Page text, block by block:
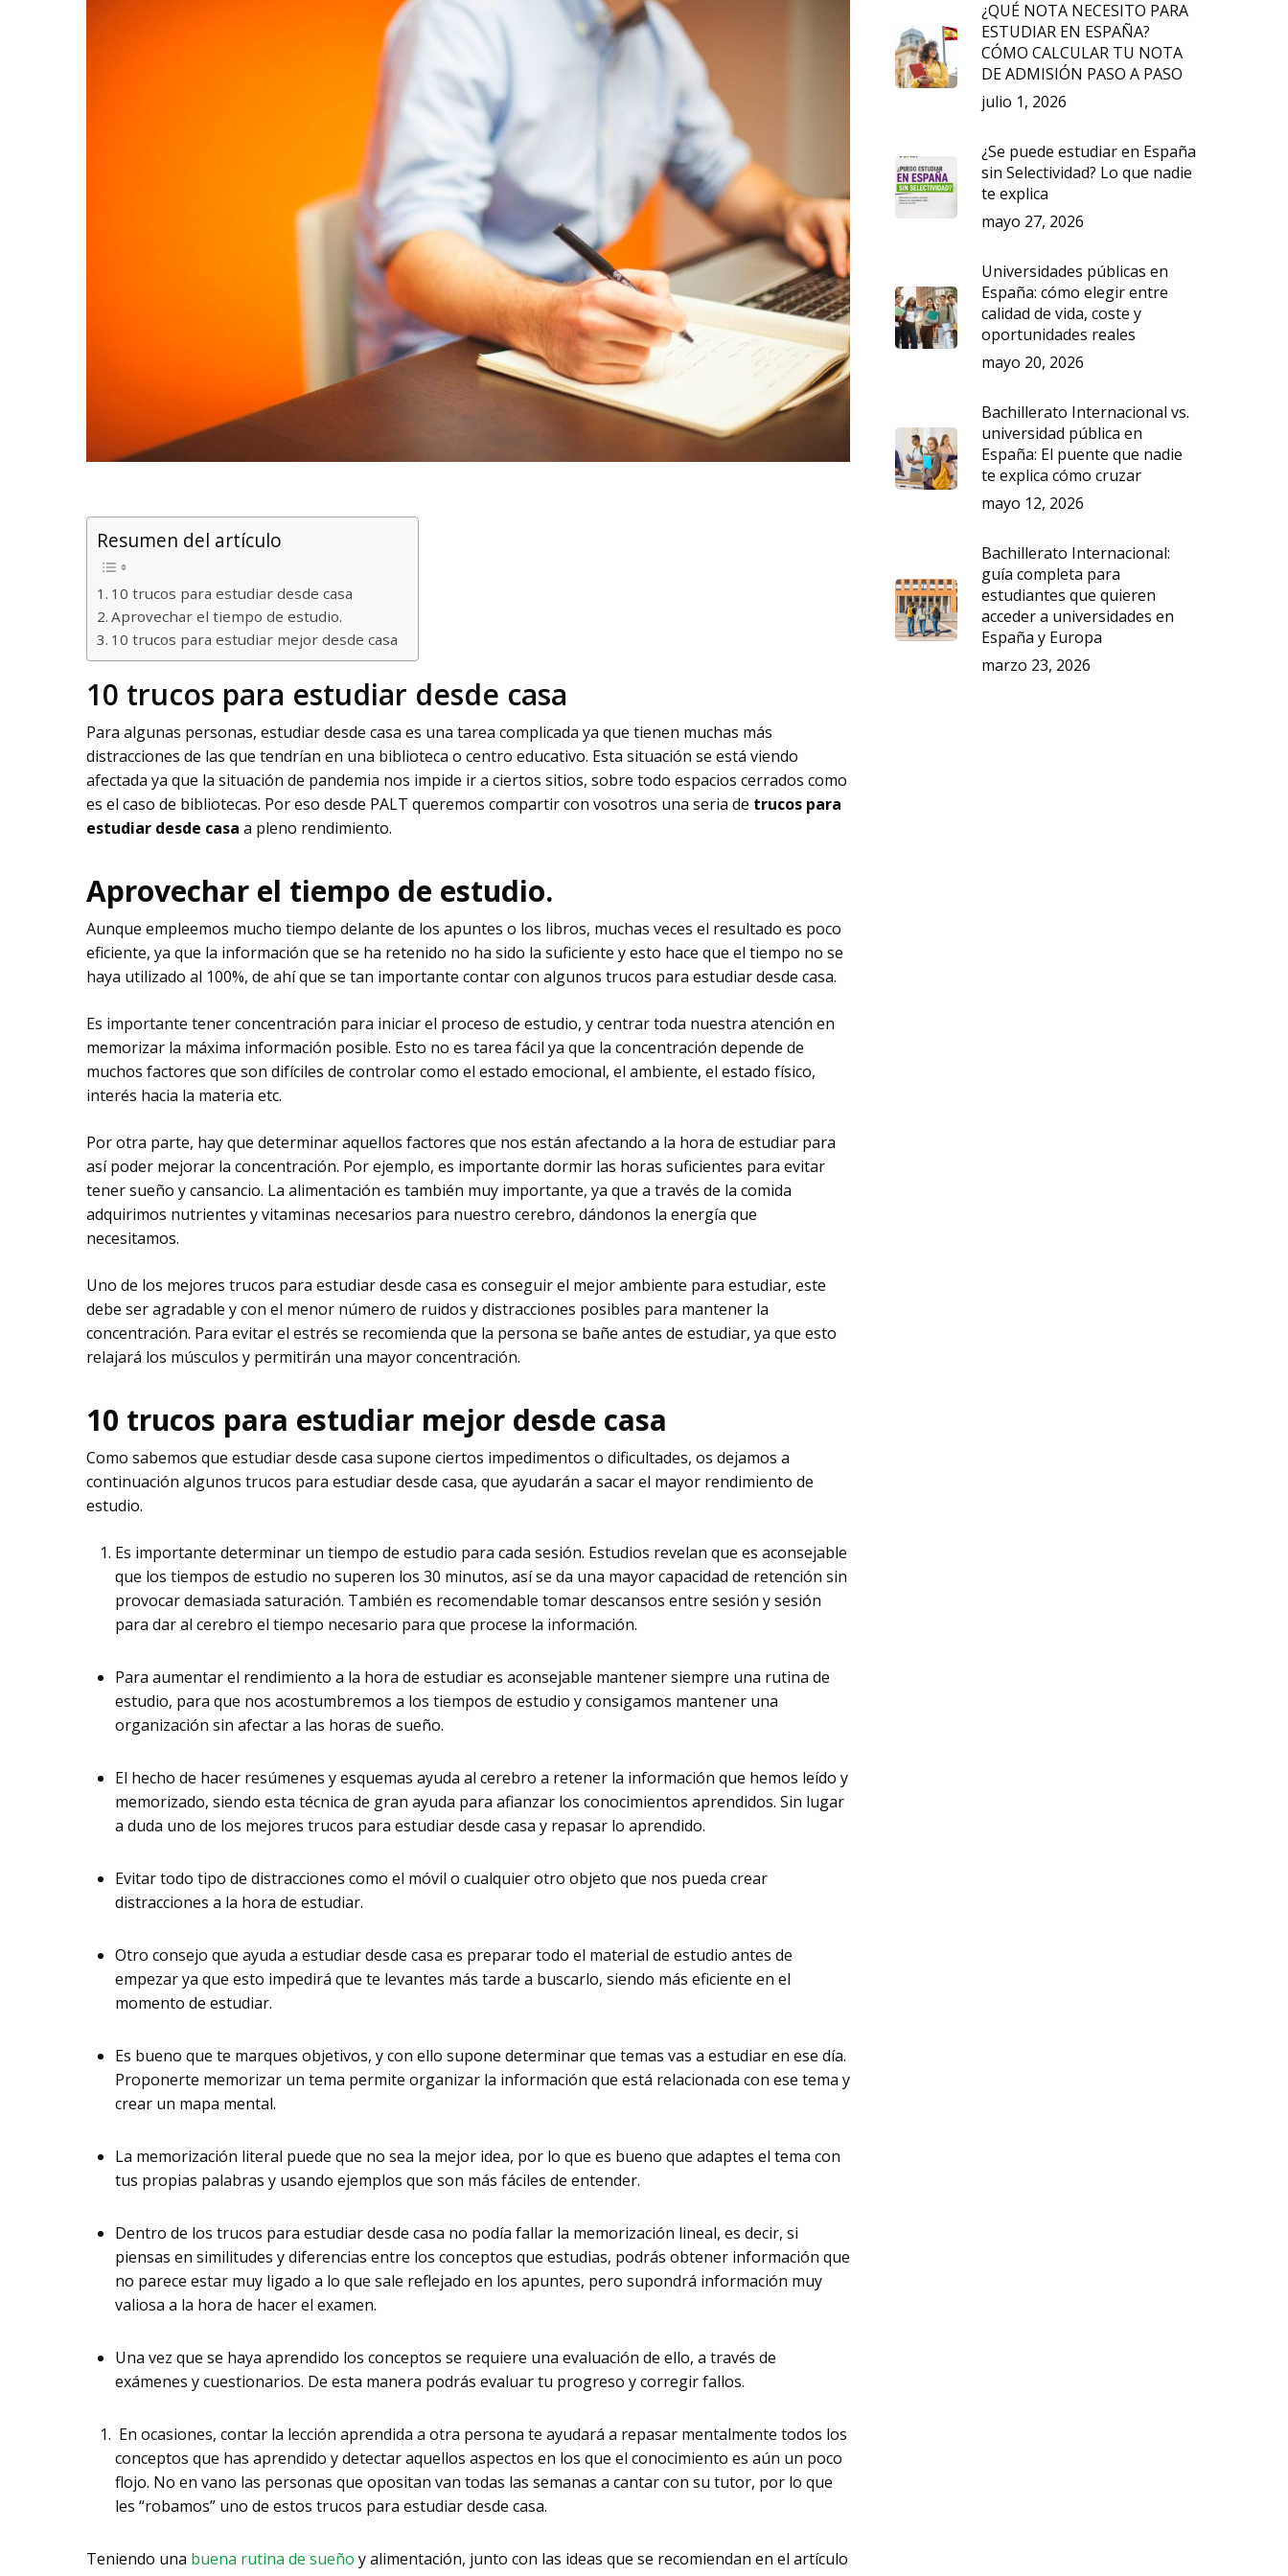
Resumen del artículo
10 trucos para estudiar desde casa
Aprovechar el tiempo de estudio.
10 trucos para estudiar mejor desde casa
10 trucos para estudiar desde casa
Para algunas personas, estudiar desde casa es una tarea complicada ya que tienen muchas más
distracciones de las que tendrían en una biblioteca o centro educativo. Esta situación se está viendo
afectada ya que la situación de pandemia nos impide ir a ciertos sitios, sobre todo espacios cerrados como
es el caso de bibliotecas. Por eso desde PALT queremos compartir con vosotros una seria de trucos para
estudiar desde casa a pleno rendimiento.
Aprovechar el tiempo de estudio.
Aunque empleemos mucho tiempo delante de los apuntes o los libros, muchas veces el resultado es poco
eficiente, ya que la información que se ha retenido no ha sido la suficiente y esto hace que el tiempo no se
haya utilizado al 100%, de ahí que se tan importante contar con algunos trucos para estudiar desde casa.
Es importante tener concentración para iniciar el proceso de estudio, y centrar toda nuestra atención en
memorizar la máxima información posible. Esto no es tarea fácil ya que la concentración depende de
muchos factores que son difíciles de controlar como el estado emocional, el ambiente, el estado físico,
interés hacia la materia etc.
Por otra parte, hay que determinar aquellos factores que nos están afectando a la hora de estudiar para
así poder mejorar la concentración. Por ejemplo, es importante dormir las horas suficientes para evitar
tener sueño y cansancio. La alimentación es también muy importante, ya que a través de la comida
adquirimos nutrientes y vitaminas necesarios para nuestro cerebro, dándonos la energía que
necesitamos.
Uno de los mejores trucos para estudiar desde casa es conseguir el mejor ambiente para estudiar, este
debe ser agradable y con el menor número de ruidos y distracciones posibles para mantener la
concentración. Para evitar el estrés se recomienda que la persona se bañe antes de estudiar, ya que esto
relajará los músculos y permitirán una mayor concentración.
10 trucos para estudiar mejor desde casa
Como sabemos que estudiar desde casa supone ciertos impedimentos o dificultades, os dejamos a
continuación algunos trucos para estudiar desde casa, que ayudarán a sacar el mayor rendimiento de
estudio.
Es importante determinar un tiempo de estudio para cada sesión. Estudios revelan que es aconsejable
que los tiempos de estudio no superen los 30 minutos, así se da una mayor capacidad de retención sin
provocar demasiada saturación. También es recomendable tomar descansos entre sesión y sesión
para dar al cerebro el tiempo necesario para que procese la información.
Para aumentar el rendimiento a la hora de estudiar es aconsejable mantener siempre una rutina de
estudio, para que nos acostumbremos a los tiempos de estudio y consigamos mantener una
organización sin afectar a las horas de sueño.
El hecho de hacer resúmenes y esquemas ayuda al cerebro a retener la información que hemos leído y
memorizado, siendo esta técnica de gran ayuda para afianzar los conocimientos aprendidos. Sin lugar
a duda uno de los mejores trucos para estudiar desde casa y repasar lo aprendido.
Evitar todo tipo de distracciones como el móvil o cualquier otro objeto que nos pueda crear
distracciones a la hora de estudiar.
Otro consejo que ayuda a estudiar desde casa es preparar todo el material de estudio antes de
empezar ya que esto impedirá que te levantes más tarde a buscarlo, siendo más eficiente en el
momento de estudiar.
Es bueno que te marques objetivos, y con ello supone determinar que temas vas a estudiar en ese día.
Proponerte memorizar un tema permite organizar la información que está relacionada con ese tema y
crear un mapa mental.
La memorización literal puede que no sea la mejor idea, por lo que es bueno que adaptes el tema con
tus propias palabras y usando ejemplos que son más fáciles de entender.
Dentro de los trucos para estudiar desde casa no podía fallar la memorización lineal, es decir, si
piensas en similitudes y diferencias entre los conceptos que estudias, podrás obtener información que
no parece estar muy ligado a lo que sale reflejado en los apuntes, pero supondrá información muy
valiosa a la hora de hacer el examen.
Una vez que se haya aprendido los conceptos se requiere una evaluación de ello, a través de
exámenes y cuestionarios. De esta manera podrás evaluar tu progreso y corregir fallos.
En ocasiones, contar la lección aprendida a otra persona te ayudará a repasar mentalmente todos los
conceptos que has aprendido y detectar aquellos aspectos en los que el conocimiento es aún un poco
flojo. No en vano las personas que opositan van todas las semanas a cantar con su tutor, por lo que
les “robamos” uno de estos trucos para estudiar desde casa.
Teniendo una buena rutina de sueño y alimentación, junto con las ideas que se recomiendan en el artículo
¿QUÉ NOTA NECESITO PARA
ESTUDIAR EN ESPAÑA?
CÓMO CALCULAR TU NOTA
DE ADMISIÓN PASO A PASO
julio 1, 2026
¿Se puede estudiar en España
sin Selectividad? Lo que nadie
te explica
mayo 27, 2026
Universidades públicas en
España: cómo elegir entre
calidad de vida, coste y
oportunidades reales
mayo 20, 2026
Bachillerato Internacional vs.
universidad pública en
España: El puente que nadie
te explica cómo cruzar
mayo 12, 2026
Bachillerato Internacional:
guía completa para
estudiantes que quieren
acceder a universidades en
España y Europa
marzo 23, 2026